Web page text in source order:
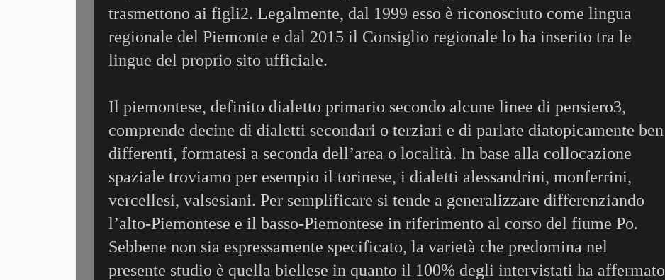
trasmettono ai figli2. Legalmente, dal 1999 esso è riconosciuto come lingua
regionale del Piemonte e dal 2015 il Consiglio regionale lo ha inserito tra le
lingue del proprio sito ufficiale.
Il piemontese, definito dialetto primario secondo alcune linee di pensiero3,
comprende decine di dialetti secondari o terziari e di parlate diatopicamente ben
differenti, formatesi a seconda dell’area o località. In base alla collocazione
spaziale troviamo per esempio il torinese, i dialetti alessandrini, monferrini,
vercellesi, valsesiani. Per semplificare si tende a generalizzare differenziando
l’alto-Piemontese e il basso-Piemontese in riferimento al corso del fiume Po.
Sebbene non sia espressamente specificato, la varietà che predomina nel
presente studio è quella biellese in quanto il 100% degli intervistati ha affermato